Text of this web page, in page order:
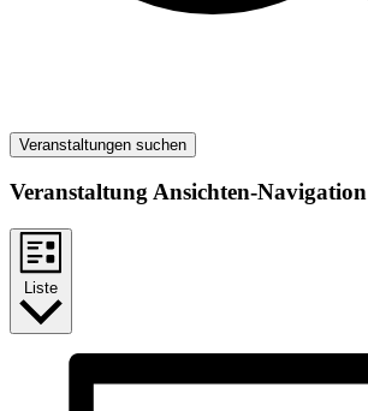
Veranstaltungen suchen
Veranstaltung Ansichten-Navigation
Liste